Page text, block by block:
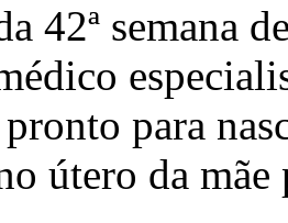
42ª semana
pronto para
útero da